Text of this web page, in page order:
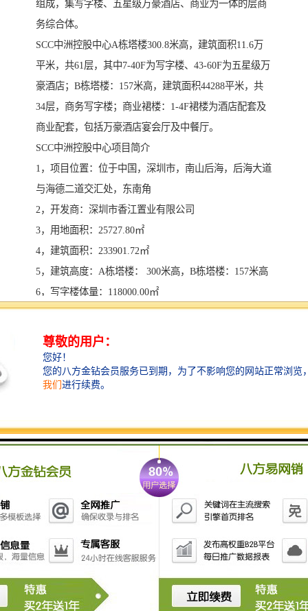
组成，集写字楼、五星级万豪酒店、商业为一体的层商
务综合体。
SCC中洲控股中心A栋塔楼300.8米高，建筑面积11.6万
平米，共61层，其中7-40F为写字楼、43-60F为五星级万
豪酒店；B栋塔楼：157米高，建筑面积44288平米，共
34层，商务写字楼；商业裙楼：1-4F裙楼为酒店配套及
商业配套，包括万豪酒店宴会厅及中餐厅。
SCC中洲控股中心项目简介
1，项目位置：位于中国，深圳市，南山后海，后海大道
与海德二道交汇处，东南角
2，开发商：深圳市香江置业有限公司
3，用地面积：25727.80㎡
4，建筑面积：233901.72㎡
5，建筑高度：A栋塔楼： 300米高，B栋塔楼：157米高
6，写字楼体量：118000.00㎡
7，楼层：A栋塔楼，地上61层 地下3层，B栋塔楼，地
上34层 地下3层
8，标准层面积：A座 2100平米，B座 1650平
9，层高：4.2米 净高2.95米
立电梯，
12，幕墙系统：LOW--E双银玻璃幕墙
13，网络：光纤
14，大堂高度：12.4米
15，大堂面积：1556平米
16，供电：双回路供电系统
17，空调系统：约克VRV中央空调系统
18，停车位：1228个停车位
19，车位费：1000元/个/月